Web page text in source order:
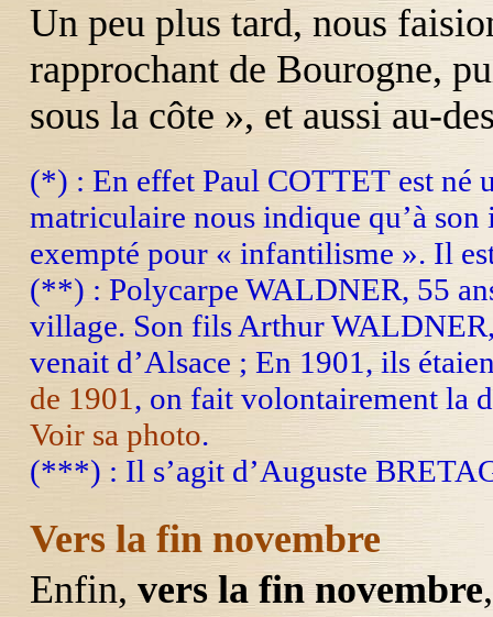
Un peu plus tard, nous
rapprochant de Bourogne,
sous la côte », et aussi au-
(*) : En effet Paul COTTET est né
matriculaire nous indique qu’à
exempté pour « infantilisme ». Il
(**) : Polycarpe WALDNER, 55
village. Son fils Arthur
venait d’Alsace ; En 1901, ils
de 1901 , on fait volontairement la
Voir sa photo.
(***) : Il s’agit d’Auguste
Vers la fin novembre
Enfin, vers la fin novembre